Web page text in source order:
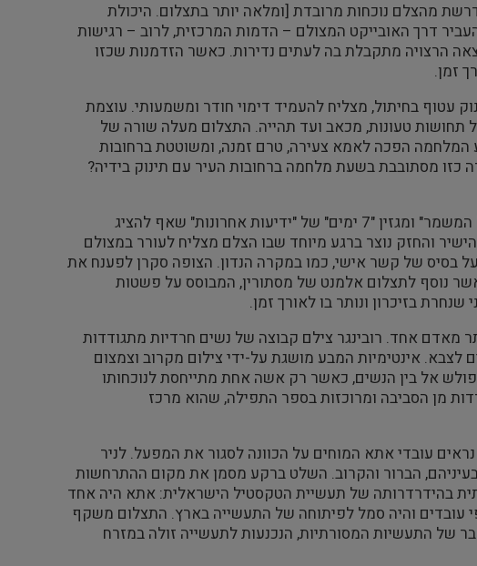
מהצלם נוכחות מרובדת [ומלאה יותר בתצלום. היכולת
דרך האובייקט המצולם – הדמות המרכזית, לרוב – רגישות
הרצויה מתקבלת בה לעתים נדירות. כאשר הזדמנות שכזו
זמן.
עטוף בחיתול, מצליח להעמיד דימוי חודר ומשמעותי. עוצמת
תחושות טעונות, מכאב ועד תהייה. התצלום מעלה שורה של
המלחמה הפכה לאמא צעירה, טרם זמנה, ומשוטטת ברחובות
כזו מסתובבת בשעת מלחמה ברחובות העיר עם תינוק בידיה?
לניר מעיד על עצמו שגם בתקופות ששימש צלם עיתונות עבור "על המשמר" ומגזין "7 ימים" של "ידיעות אחרונות" שאף להציג
והחזק נוצר ברגע מיוחד שבו הצלם מצליח לעורר במצולם
בסיס של קשר אישי, כמו במקרה הנדון. הצופה סקרן לפענח את
נוסף לתצלום אלמנט של מסתורין, המבוסס על פשטות
בזיכרון ונותר בו לאורך זמן.
אחד. רובינגר צילם קבוצה של נשים חרדיות מתגודדות
אינטימיות המבע מושגת על-ידי צילום מקרוב וצמצום
אל בין הנשים, כאשר רק אשה אחת מתייחסת לנוכחותו
מן הסביבה ומרוכזות בספר התפילה, שהוא מרכז
עובדי אתא המוחים על הכוונה לסגור את המפעל. לניר
הברור והקרוב. השלט ברקע מסמן את מקום ההתרחשות
היתה נקודת ציון משמעותית בהידרדרותה של תעשיית הטקסטיל הישראלית: אתא היה אחד
עובדים והיה סמל לפיתוחה של התעשייה בארץ. התצלום משקף
של התעשיות המסורתיות, הנכנעות לתעשייה זולה במזרח